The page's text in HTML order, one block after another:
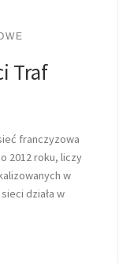
Traf
franczyzowa
2012 roku, liczy
w
działa w